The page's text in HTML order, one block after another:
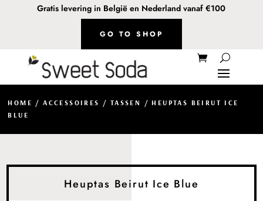
Gratis levering in België en Nederland vanaf €100
GO TO SHOP
HOME /ACCESSOIRES / TASSEN
/ HEUPTAS BEIRUT ICE
BLUE
Heuptas Beirut Ice Blue